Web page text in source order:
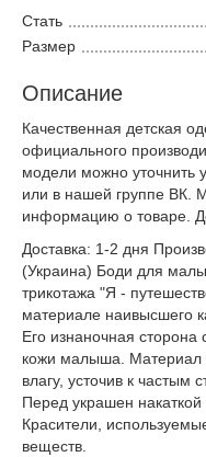
Стать
Размер
Описание
Качественная детская
официального
модели можно уточнить
или в нашей группе ВК.
информацию о товаре.
Доставка: 1-2 дня
(Украина) Боди для
трикотажа "Я -
материале наивысшего
Его изнаночная
кожи малыша. Материал
влагу, усточив к частым
Перед украшен
Красители,
веществ.